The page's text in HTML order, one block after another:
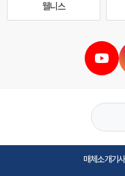
웰니스
매체소개기